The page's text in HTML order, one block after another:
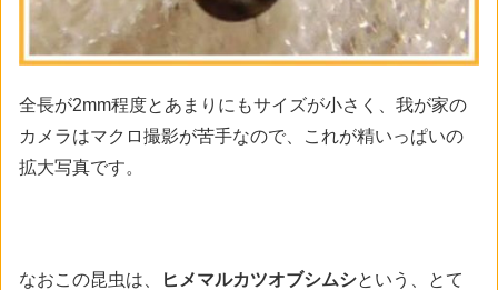
全長が2mm程度とあまりにもサイズが小さく、我が家の
カメラはマクロ撮影が苦手なので、これが精いっぱいの
拡大写真です。
なおこの昆虫は、 ヒメマルカツオブシムシという、とて